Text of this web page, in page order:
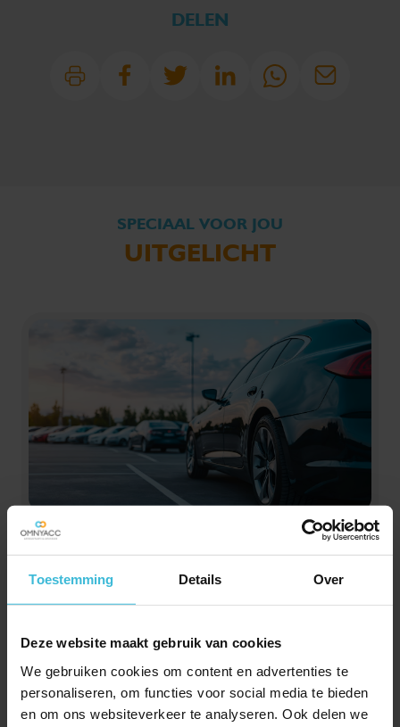
Toestemming Details Over
Deze website maakt gebruik van cookies
We gebruiken cookies om content en advertenties te
personaliseren, om functies voor social media te bieden
en om ons websiteverkeer te analyseren. Ook delen we
DELEN
SPECIAAL VOOR JOU
UITGELICHT
Naheffing parkeerbelasting
bij overschrijding maximale
parkeerduur
10-07-2026
parkeerbelasting voor het parkeren van een auto.
Soms geldt daarbij een maximale betaalperiode om
de doorstroming te bevorderen. Wat zijn de gevolgen
als je toch langer blijft staan, met of zonder extra